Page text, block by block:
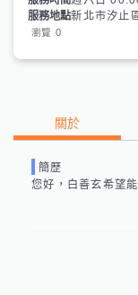
服務地點新北市汐止
瀏覽 0
關於
簡歷
您好， 白善玄希望